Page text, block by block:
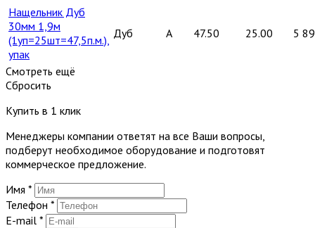
Нащельник Дуб
30мм 1,9м
(1уп=25шт=47,5п.м.),
упак
Дуб A 47.50 25.00 5
Смотреть ещё
Сбросить
Купить в 1 клик
Менеджеры компании ответят на все Ваши вопросы,
подберут необходимое оборудование и подготовят
коммерческое предложение.
Имя *
Телефон *
E-mail *